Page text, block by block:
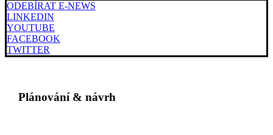
ODEBÍRAT E-NEWS
LINKEDIN
YOUTUBE
FACEBOOK
TWITTER
Plánování & návrh